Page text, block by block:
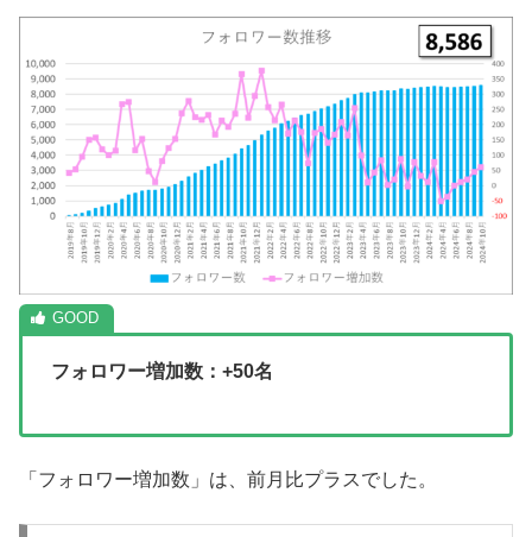
フォロワー増加数：+50名
「フォロワー増加数」は、前月比プラスでした。